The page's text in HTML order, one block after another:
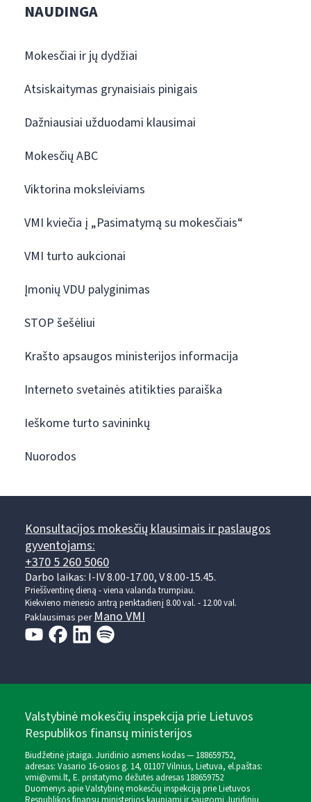
NAUDINGA
Mokesčiai ir jų dydžiai
Atsiskaitymas grynaisiais pinigais
Dažniausiai užduodami klausimai
Mokesčių ABC
Viktorina moksleiviams
VMI kviečia į „Pasimatymą su mokesčiais“
VMI turto aukcionai
Įmonių VDU palyginimas
STOP šešėliui
Krašto apsaugos ministerijos informacija
Interneto svetainės atitikties paraiška
Ieškome turto savininkų
Nuorodos
Konsultacijos mokesčių klausimais ir paslaugos
gyventojams:
+370 5 260 5060
Darbo laikas: I-IV 8.00-17.00, V 8.00-15.45.
Prieššventinę dieną - viena valanda trumpiau.
Kiekvieno mėnesio antrą penktadienį 8.00 val. - 12.00 val.
Paklausimas perMano VMI
Valstybinė mokesčių inspekcija prie Lietuvos
Respublikos finansų ministerijos
Biudžetinė įstaiga. Juridinio asmens kodas — 188659752,
adresas: Vasario 16-osios g. 14, 01107 Vilnius, Lietuva, el.paštas:
vmi@vmi.lt, E. pristatymo dėžutės adresas 188659752
Duomenys apie Valstybinę mokesčių inspekciją prie Lietuvos